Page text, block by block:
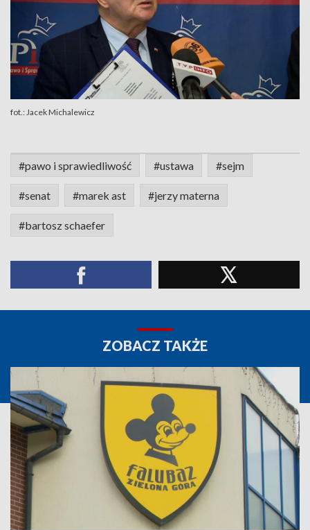
fot.: Jacek Michalewicz
#pawo i sprawiedliwość #ustawa #sejm
#senat #marek ast #jerzy materna
#bartosz schaefer
ZOBACZ TAKŻE